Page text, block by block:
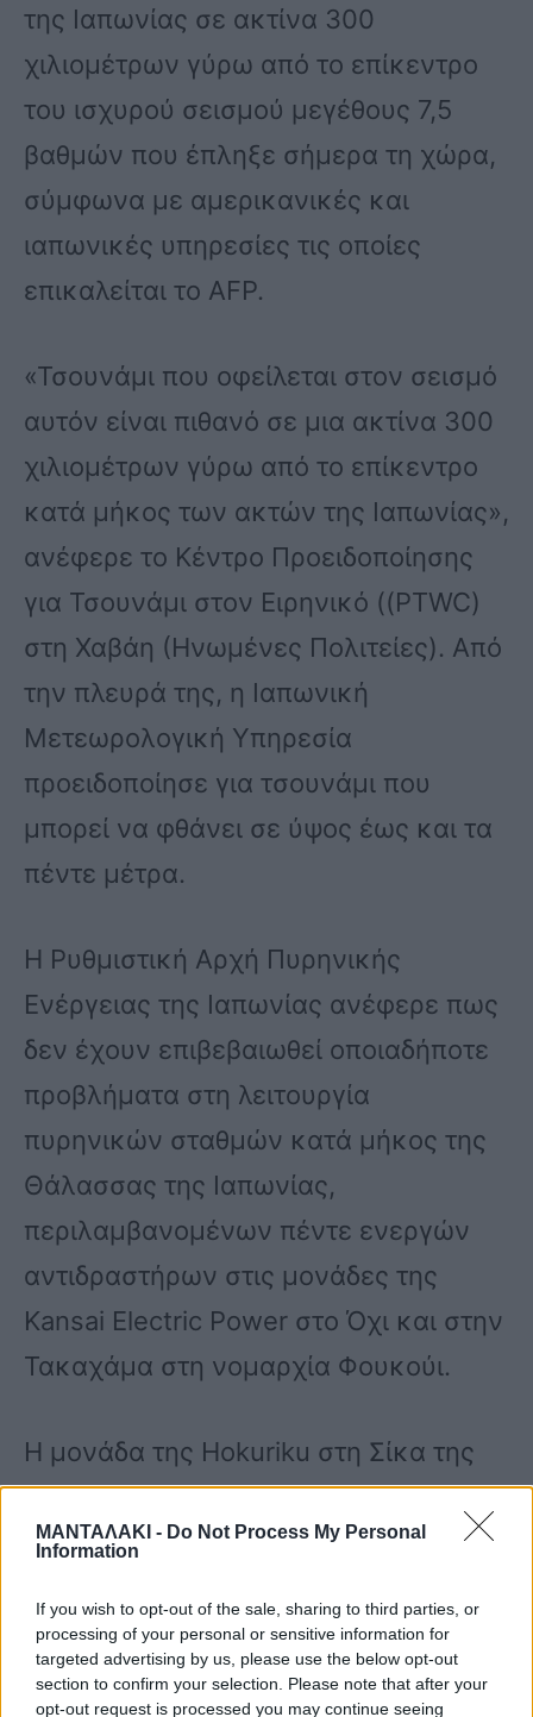
ΜΑΝΤΑΛΑΚΙ - Do Not Process My Personal
Information
If you wish to opt-out of the sale, sharing to third parties, or
processing of your personal or sensitive information for
targeted advertising by us, please use the below opt-out
section to confirm your selection. Please note that after your
opt-out request is processed you may continue seeing
της Ιαπωνίας σε ακτίνα 300
χιλιομέτρων γύρω από το επίκεντρο
του ισχυρού σεισμού μεγέθους 7,5
βαθμών που έπληξε σήμερα τη χώρα,
σύμφωνα με αμερικανικές και
ιαπωνικές υπηρεσίες τις οποίες
επικαλείται το AFP.
«Τσουνάμι που οφείλεται στον σεισμό
αυτόν είναι πιθανό σε μια ακτίνα 300
χιλιομέτρων γύρω από το επίκεντρο
κατά μήκος των ακτών της Ιαπωνίας»,
ανέφερε το Κέντρο Προειδοποίησης
για Τσουνάμι στον Ειρηνικό ((PTWC)
στη Χαβάη (Ηνωμένες Πολιτείες). Από
την πλευρά της, η Ιαπωνική
Μετεωρολογική Υπηρεσία
προειδοποίησε για τσουνάμι που
μπορεί να φθάνει σε ύψος έως και τα
πέντε μέτρα.
Η Ρυθμιστική Αρχή Πυρηνικής
Ενέργειας της Ιαπωνίας ανέφερε πως
δεν έχουν επιβεβαιωθεί οποιαδήποτε
προβλήματα στη λειτουργία
πυρηνικών σταθμών κατά μήκος της
Θάλασσας της Ιαπωνίας,
περιλαμβανομένων πέντε ενεργών
αντιδραστήρων στις μονάδες της
Kansai Electric Power στο Όχι και στην
Τακαχάμα στη νομαρχία Φουκούι.
Η μονάδα της Hokuriku στη Σίκα της
Ισικάουα, που ήταν πιο κοντά στο
επίκεντρο του σεισμού, είχε ήδη
αντιδραστήρων της πριν από τον
σεισμό για τακτική επιθεώρηση και